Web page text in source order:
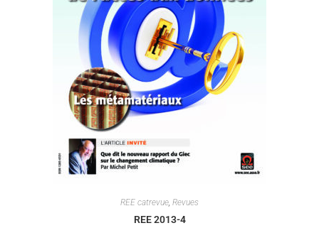
REE catrevue Revues
REE 2013-4